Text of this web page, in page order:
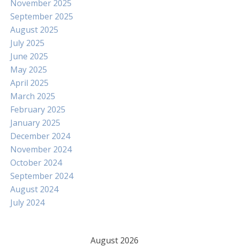
November 2025
September 2025
August 2025
July 2025
June 2025
May 2025
April 2025
March 2025
February 2025
January 2025
December 2024
November 2024
October 2024
September 2024
August 2024
July 2024
August 2026